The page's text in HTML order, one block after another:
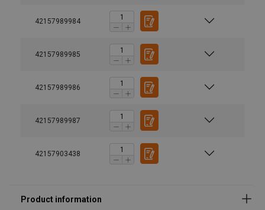
42157989984
42157989985
42157989986
42157989987
42157903438
Safety factor: